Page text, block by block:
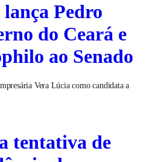
Pedro
do Ceará e
ao Senado
Vera Lúcia como candidata a
tentativa de